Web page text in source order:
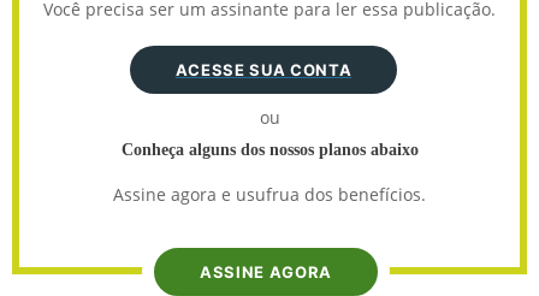
Você precisa ser um assinante para ler essa publicação.
ACESSE SUA CONTA
ou
Conheça alguns dos nossos planos abaixo
Assine agora e usufrua dos benefícios.
ASSINE AGORA